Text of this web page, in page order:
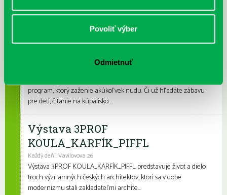
Povoliť výber
Odmietnuť
pobočkách si knihovní...
Leto v knižnici, knižné burzy aj
dotyk architektúry
program, ktorý zaženie akúkoľvek nudu. Či už hľadáte zábavu
pre deti, čítanie na kúpalisko ...
Výstava 3PROF
KOULA_KARFÍK_PIFFL
Každý deň | Vavilovova 26
Výstava 3PROF KOULA_KARFÍK_PIFFL predstavuje život a dielo
troch významných českých architektov, ktorí sa v dobe
modernizmu stali zakladateľmi archite...